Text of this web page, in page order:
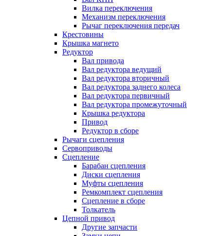
Вилка переключения
Механизм переключения
Рычаг переключения передач
Крестовины
Крышка магнето
Редуктор
Вал привода
Вал редуктора ведущий
Вал редуктора вторичный
Вал редуктора заднего колеса
Вал редуктора первичный
Вал редуктора промежуточный
Крышка редуктора
Привод
Редуктор в сборе
Рычаги сцепления
Сервоприводы
Сцепление
Барабан сцепления
Диски сцепления
Муфты сцепления
Ремкомплект сцепления
Сцепление в сборе
Толкатель
Цепной привод
Другие запчасти